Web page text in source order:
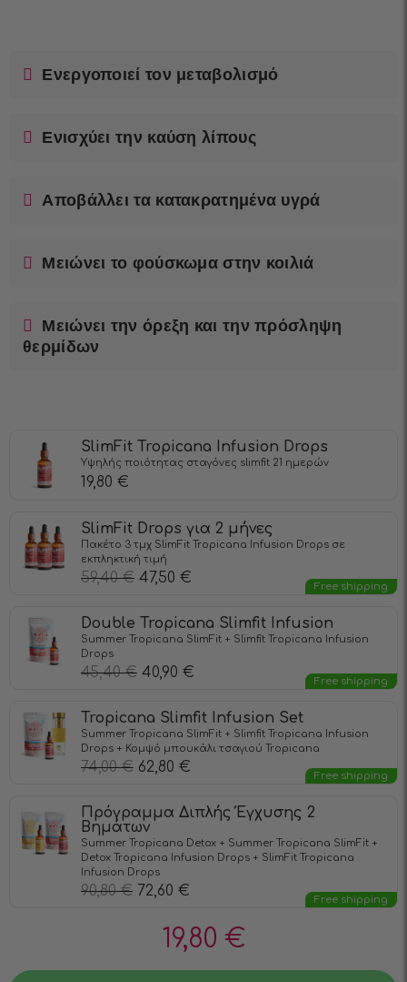
Ενεργοποιεί τον μεταβολισμό
Ενισχύει την καύση λίπους
Αποβάλλει τα κατακρατημένα υγρά
Μειώνει το φούσκωμα στην κοιλιά
Μειώνει την όρεξη και την πρόσληψη
θερμίδων
SlimFit Tropicana Infusiоn Drops
Υψηλής ποιότητας σταγόνες slimfit 21 ημερών
19,80 €
SlimFit Drops για 2 μήνες
Πακέτο 3 τμχ SlimFit Tropicana Infusion Drops σε
εκπληκτική τιμή
59,40€ 47,50 €
Free shipping
Double Tropicana Slimfit Infusion
Summer Tropicana SlimFit + Slimfit Tropicana Infusiоn
Drops
45,40€ 40,90 €
Free shipping
Tropicana Slimfit Infusion Set
Summer Tropicana SlimFit + Slimfit Tropicana Infusiоn
Drops + Κομψό μπουκάλι τσαγιού Tropicana
74,00€ 62,80 €
Free shipping
Πρόγραμμα Διπλής Έγχυσης 2
Βημάτων
Summer Tropicana Detox + Summer Tropicana SlimFit +
Detox Tropicana Infusiоn Drops + SlimFit Tropicana
Infusiоn Drops
90,80€ 72,60 €
Free shipping
19,80 €